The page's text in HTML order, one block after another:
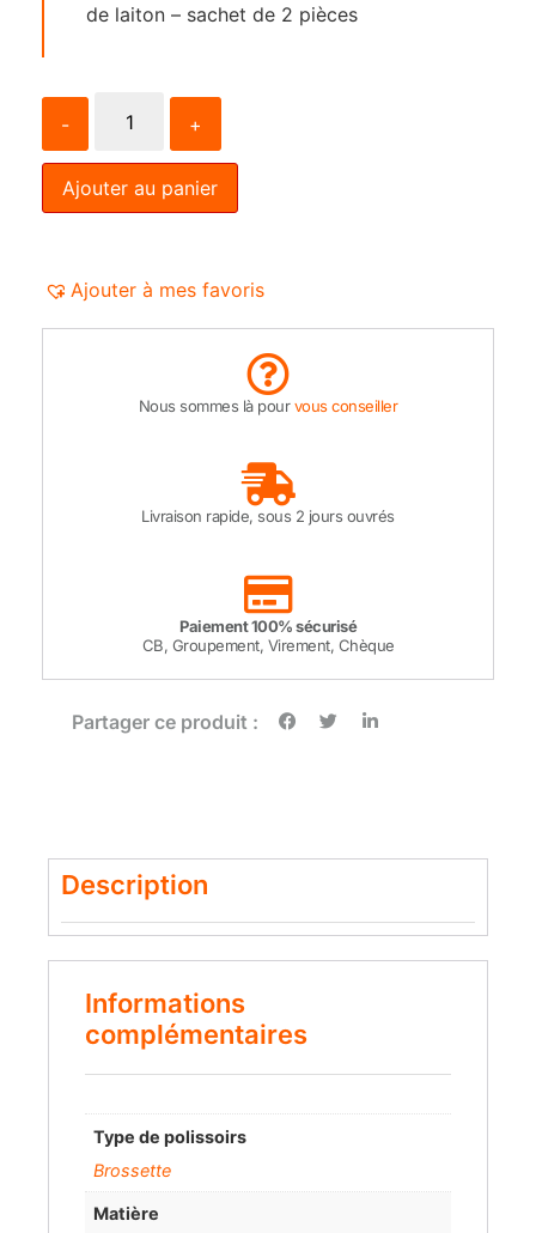
de laiton – sachet de 2 pièces
- +
Ajouter au panier
Ajouter à mes favoris
Nous sommes là pourvous conseiller
Livraison rapide, sous 2 jours ouvrés
Paiement 100% sécurisé
CB, Groupement, Virement, Chèque
Partager ce produit :
Description
Informations
complémentaires
Type de polissoirs
Brossette
Matière